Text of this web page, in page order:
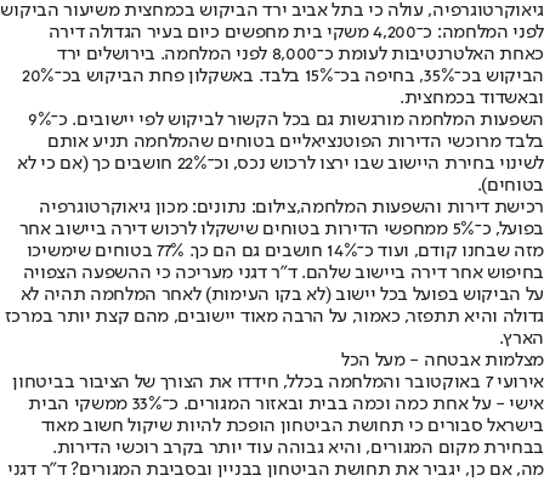
גיאוקרטוגרפיה, עולה כי בתל אביב ירד הביקוש בכמחצית משיעור הביקוש
לפני המלחמה: כ־4,200 משקי בית מחפשים כיום בעיר הגדולה דירה
כאחת האלטרנטיבות לעומת כ־8,000 לפני המלחמה. בירושלים ירד
הביקוש בכ־35%, בחיפה בכ־15% בלבד. באשקלון פחת הביקוש בכ־20%
ובאשדוד בכמחצית.
השפעות המלחמה מורגשות גם בכל הקשור לביקוש לפי יישובים. כ־9%
בלבד מרוכשי הדירות הפוטנציאליים בטוחים שהמלחמה תניע אותם
לשינוי בחירת היישוב שבו ירצו לרכוש נכס, וכ־22% חושבים כך (אם כי לא
בטוחים).
רכישת דירות והשפעות המלחמה,צילום: נתונים: מכון גיאוקרטוגרפיה
בפועל, כ־5% ממחפשי הדירות בטוחים שישקלו לרכוש דירה ביישוב אחר
מזה שבחנו קודם, ועוד כ־14% חושבים גם הם כך. 77% בטוחים שימשיכו
בחיפוש אחר דירה ביישוב שלהם. ד"ר דגני מעריכה כי ההשפעה הצפויה
על הביקוש בפועל בכל יישוב (לא בקו העימות) לאחר המלחמה תהיה לא
גדולה והיא תתפזר, כאמור, על הרבה מאוד יישובים, מהם קצת יותר במרכז
הארץ.
מצלמות אבטחה - מעל הכל
אירועי 7 באוקטובר והמלחמה בכלל, חידדו את הצורך של הציבור בביטחון
אישי - על אחת כמה וכמה בבית ובאזור המגורים. כ־33% ממשקי הבית
בישראל סבורים כי תחושת הביטחון הופכת להיות שיקול חשוב מאוד
בבחירת מקום המגורים, והיא גבוהה עוד יותר בקרב רוכשי הדירות.
מה, אם כן, יגביר את תחושת הביטחון בבניין ובסביבת המגורים? ד"ר דגני